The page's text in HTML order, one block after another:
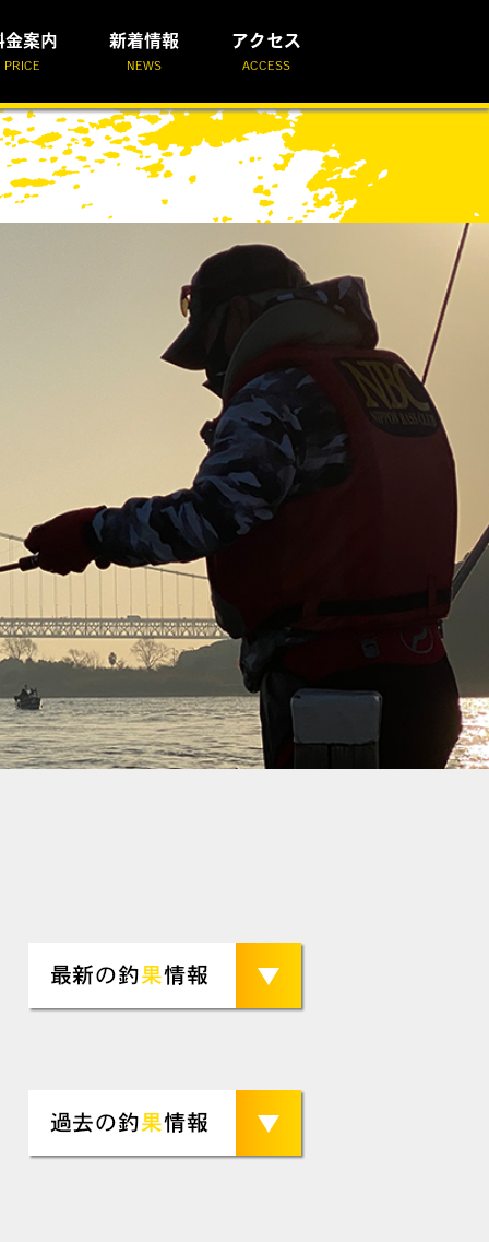
金案内
PRICE
新着情報
NEWS
アクセス
ACCESS